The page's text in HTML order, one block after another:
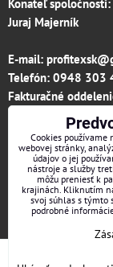
Konateľ spoločnosti:
Juraj Majerník
E-mail:
Telefón: 0948 303
Fakturačné
IČO: 36313157
IČ DPH: SK
Firma je zapísaná
súde v Trenčíne,
Cookies používame
webovej stránky,
údajov o jej
nástroje a služby
môžu preniesť k
krajinách. Kliknutím
svoj súhlas s týmto
podrobné